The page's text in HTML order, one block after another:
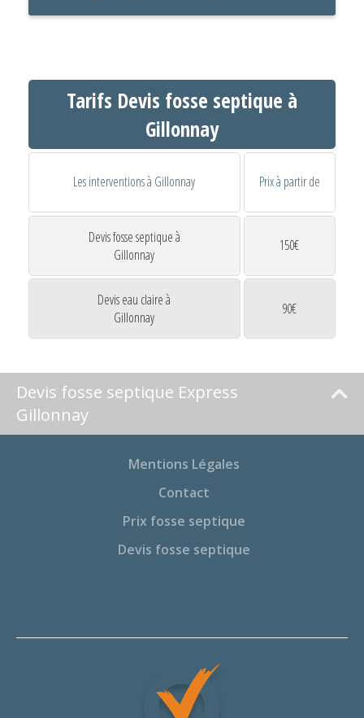
Tarifs Devis fosse septique à
Gillonnay
Les interventions à Gillonnay Prix à partir de
Devis fosse septique à
Gillonnay
150€
Devis eau claire à
Gillonnay
90€
Devis fosse septique Express
Gillonnay
Mentions Légales
Contact
Prix fosse septique
Devis fosse septique